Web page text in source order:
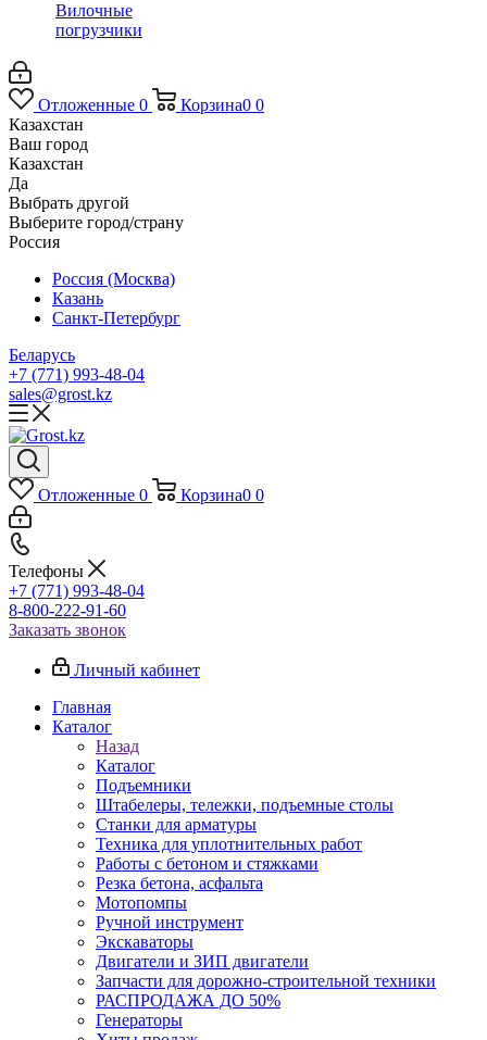
Вилочные
погрузчики
Отложенные 0 Корзина0 0
Казахстан
Ваш город
Казахстан
Да
Выбрать другой
Выберите город/страну
Россия
Россия (Москва)
Казань
Санкт-Петербург
Беларусь
+7 (771) 993-48-04
sales@grost.kz
Отложенные 0 Корзина0 0
Телефоны
+7 (771) 993-48-04
8-800-222-91-60
Заказать звонок
Личный кабинет
Главная
Каталог
Назад
Каталог
Подъемники
Штабелеры, тележки, подъемные столы
Станки для арматуры
Техника для уплотнительных работ
Работы с бетоном и стяжками
Резка бетона, асфальта
Мотопомпы
Ручной инструмент
Экскаваторы
Двигатели и ЗИП двигатели
Запчасти для дорожно-строительной техники
РАСПРОДАЖА ДО 50%
Генераторы